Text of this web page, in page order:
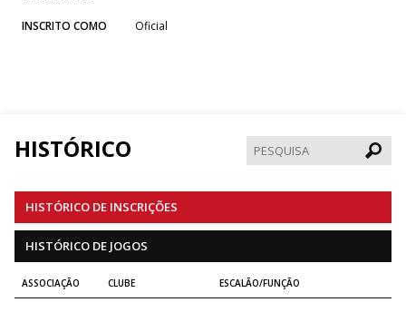
INSCRITO COMO Oficial
HISTÓRICO
HISTÓRICO DE INSCRIÇÕES
HISTÓRICO DE JOGOS
ASSOCIAÇÃO CLUBE ESCALÃO/FUNÇÃO